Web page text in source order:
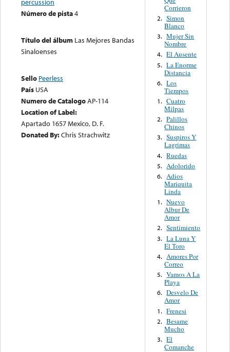
percussion
Número de pista4
Título del álbum Las Mejores Bandas
Sinaloenses
Sello Peerless
País USA
Numero de CatalogoAP-114
Location of Label:
Apartado 1657 Mexico, D. F.
Donated By:Chris Strachwitz
Corrieron
2. Simon
Blanco
3. Mujer Sin
Nombre
4. El Ausente
5. La Enorme
Distancia
6. Los
Tiempos
1. Cuatro
Milpas
2. Palillos
Chinos
3. Suspiros Y
Lagrimas
4. Ruedas
5. Adolorido
6. Adios
Mariquita
Linda
1. Nuevo
Albur De
Amor
2. Sentimiento
3. La Luna Y
El Toro
4. Amores Por
Correo
5. Vamos A La
Playa
6. Desvelo De
Amor
1. Frenesi
2. Besame
Mucho
3. El
Comanche